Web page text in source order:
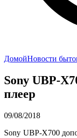
ДомойНовости
Sony UBP-
плеер
09/08/2018
Sony UBP-X700